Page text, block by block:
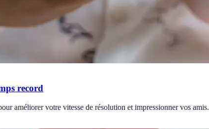
record
améliorer votre vitesse de résolution et impressionner vos amis.